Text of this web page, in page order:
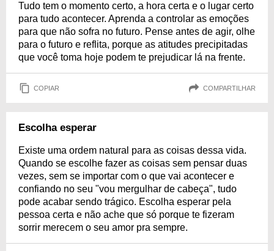
Tudo tem o momento certo, a hora certa e o lugar certo
para tudo acontecer. Aprenda a controlar as emoções
para que não sofra no futuro. Pense antes de agir, olhe
para o futuro e reflita, porque as atitudes precipitadas
que você toma hoje podem te prejudicar lá na frente.
COPIAR COMPARTILHAR
Escolha esperar
Existe uma ordem natural para as coisas dessa vida.
Quando se escolhe fazer as coisas sem pensar duas
vezes, sem se importar com o que vai acontecer e
confiando no seu "vou mergulhar de cabeça", tudo
pode acabar sendo trágico. Escolha esperar pela
pessoa certa e não ache que só porque te fizeram
sorrir merecem o seu amor pra sempre.